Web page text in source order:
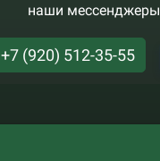
наши мессенджеры
+7 (920) 512-35-55